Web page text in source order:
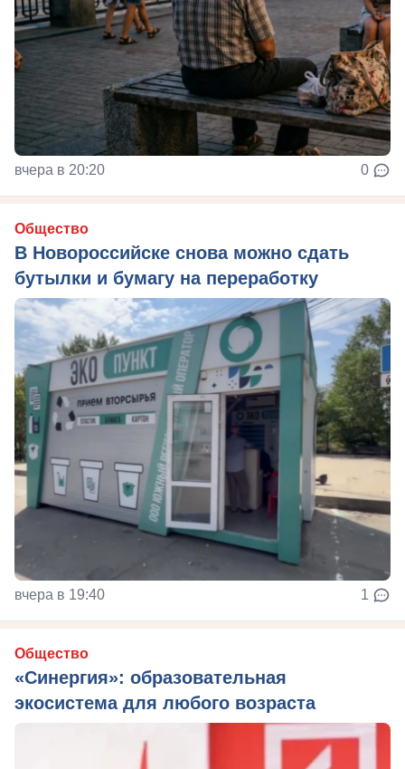
вчера в 20:20 0
Общество
В Новороссийске снова можно сдать
бутылки и бумагу на переработку
вчера в 19:40 1
Общество
«Синергия»: образовательная
экосистема для любого возраста